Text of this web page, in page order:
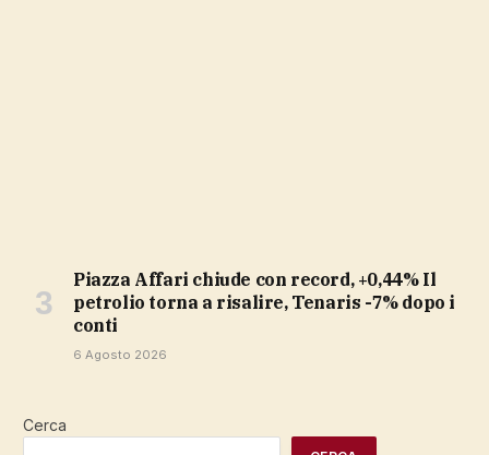
Piazza Affari chiude con record, +0,44% Il
petrolio torna a risalire, Tenaris -7% dopo i
conti
6 Agosto 2026
Cerca